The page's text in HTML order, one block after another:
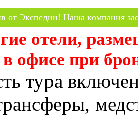
от Экспедии! Наша компания
отели,
в офисе при
тура